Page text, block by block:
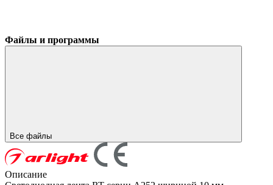
Файлы и программы
Все файлы
Описание